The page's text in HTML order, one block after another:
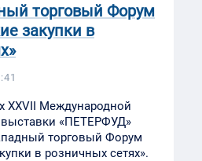
торговый Форум
закупки в
XXVII Международной
«ПЕТЕРФУД»
торговый Форум
в розничных сетях».